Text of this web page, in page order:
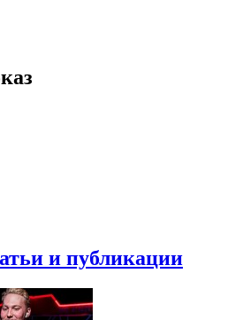
и публикации